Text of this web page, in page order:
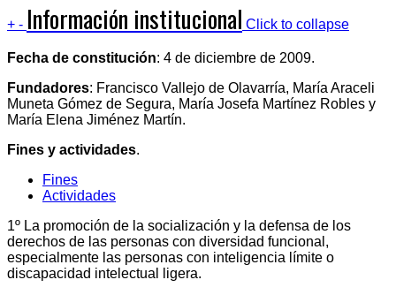
+ - Información institucional Click to collapse
Fecha de constitución: 4 de diciembre de 2009.
Fundadores: Francisco Vallejo de Olavarría, María Araceli
Muneta Gómez de Segura, María Josefa Martínez Robles y
María Elena Jiménez Martín.
Fines y actividades.
Fines
Actividades
1º La promoción de la socialización y la defensa de los
derechos de las personas con diversidad funcional,
especialmente las personas con inteligencia límite o
discapacidad intelectual ligera.